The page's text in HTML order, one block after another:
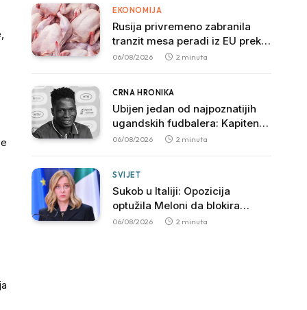
EKONOMIJA
Rusija privremeno zabranila
tranzit mesa peradi iz EU preko
svoje teritorije
06/08/2026 2 minuta
CRNA HRONIKA
Ubijen jedan od najpoznatijih
ugandskih fudbalera: Kapiten
SC Ville preminuo nakon
06/08/2026 2 minuta
SVIJET
Sukob u Italiji: Opozicija
optužila Meloni da blokira
istragu povezanu sa mafijom
06/08/2026 2 minuta